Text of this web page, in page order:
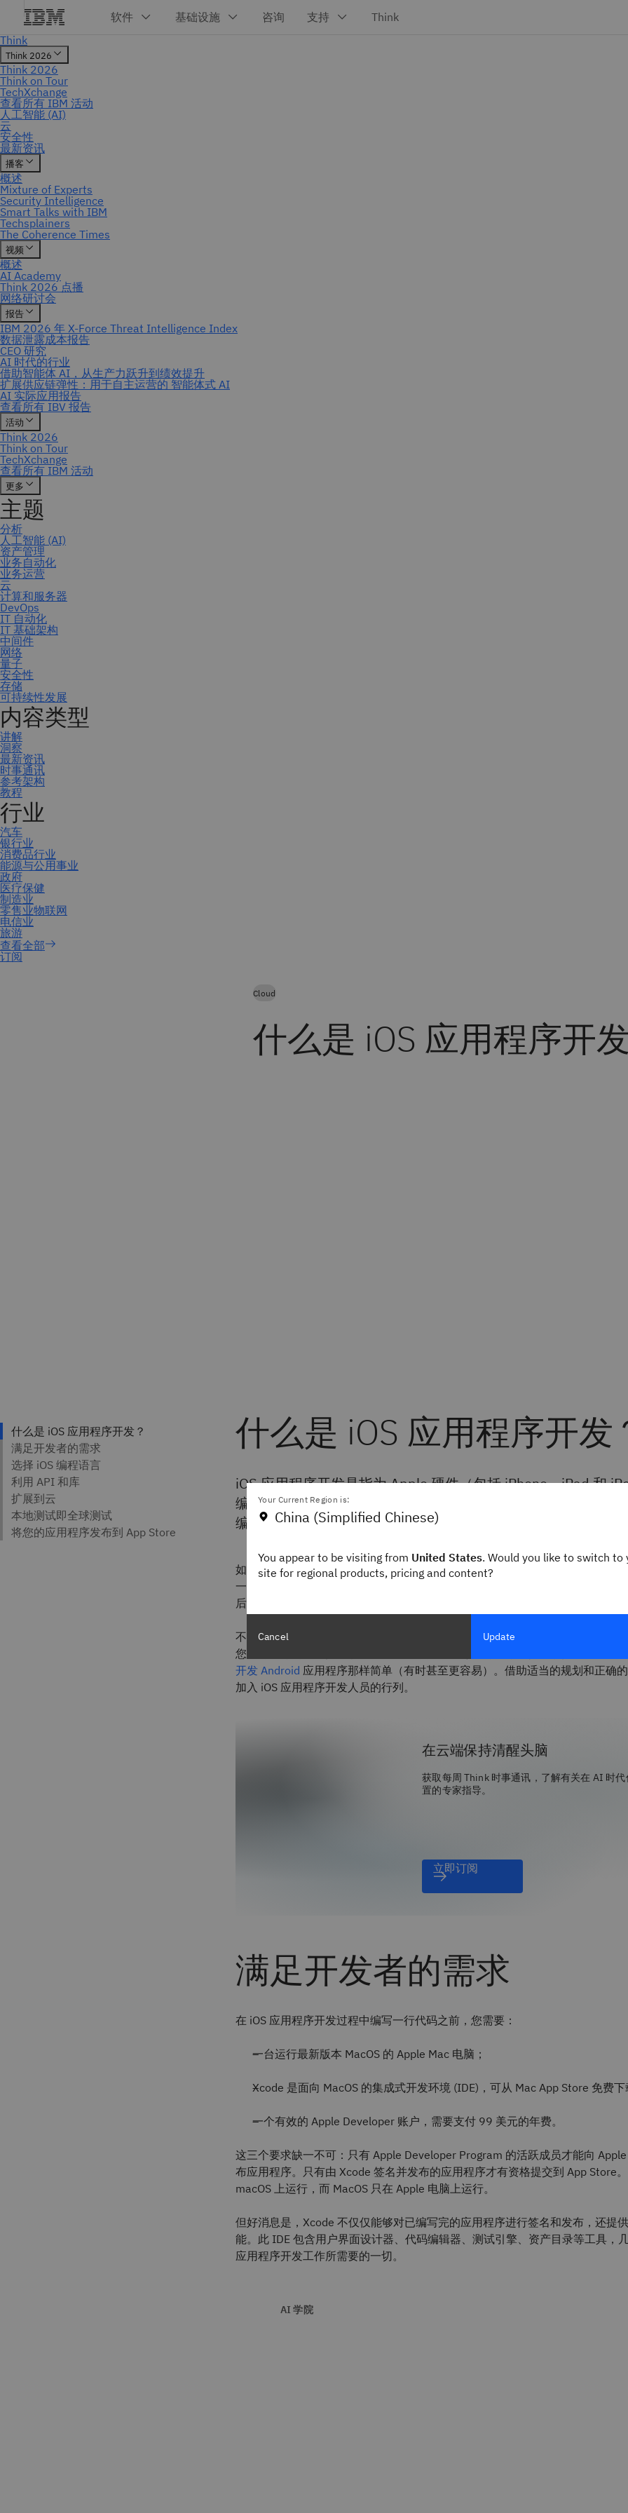
订阅
Cloud
什么是 iOS 应用程序开
什么是 iOS 应用程序开发
iOS 应用程序开发是指为 Apple 硬件（包括 iPhone、iPad 和
编写移动应用程序的过程。这样的软件通过 Swift 编程语言或
编写而成，然后部署到 App Store 以供用户下载。
如果您是移动应用程序开发人员，您可能对 iOS 开发持保留意见。例如，每个
一台 Mac 电脑，而 Mac 电脑要比基于 Windows 的电脑昂贵。此外，当您编写
后，它还要经过严格的质量审核过程，才能通过 App Store 进行分发。
不过，如果贵组织的员工、客户或合作伙伴是全球数亿 Apple iPhone 和 iPad
您就有充分的理由投身于 iOS 应用程序开发。尽管门槛可能很高，但开发 iOS
开发 Android 应用程序那样简单（有时甚至更容易）。借助适当的规划和正确
加入 iOS 应用程序开发人员的行列。
在云端保持清醒头脑
获取每周 Think 时事通讯，了解有关在 AI 时
置的专家指导。
立即订阅
满足开发者的需求
在 iOS 应用程序开发过程中编写一行代码之前，您需要：
一台运行最新版本 MacOS 的 Apple Mac 电脑；
Xcode 是面向 MacOS 的集成式开发环境 (IDE)，可从 Mac App Store 免费
一个有效的 Apple Developer 账户，需要支付 99 美元的年费。
这三个要求缺一不可：只有 Apple Developer Program 的活跃成员才能向
布应用程序。只有由 Xcode 签名并发布的应用程序才有资格提交到 App Store
macOS 上运行，而 MacOS 只在 Apple 电脑上运行。
但好消息是，Xcode 不仅仅能够对已编写完的应用程序进行签名和发布，还提
能。此 IDE 包含用户界面设计器、代码编辑器、测试引擎、资产目录等工具，
应用程序开发工作所需要的一切。
AI 学院
Your Current Region is:
China (Simplified Chinese)
You appear to be visiting from United States. Would you like to switch to
site for regional products, pricing and content?
Cancel Update